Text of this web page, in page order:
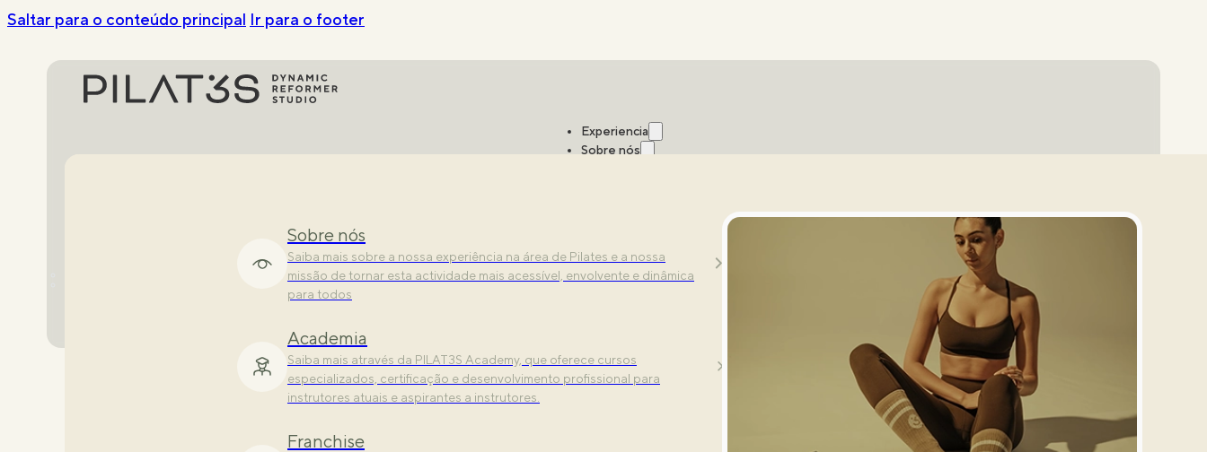
Saltar para o conteúdo principal Ir para o footer
Experiencia
Experiência
Mais do que exercícios dinâmicos. Experiencie uma experiência de
fitness multissensorial com tecnologia de ponta.
Novo no PILAT3S? Encontre aqui tudo o que precisa de saber
Rotinas
Sobre nós
Sobre nós
Saiba mais sobre a nossa experiência na área de Pilates e a nossa
missão de tornar esta actividade mais acessível, envolvente e dinâmica
para todos
Academia
Saiba mais através da PILAT3S Academy, que oferece cursos
especializados, certificação e desenvolvimento profissional para
instrutores atuais e aspirantes a instrutores.
Franchise
Entrar